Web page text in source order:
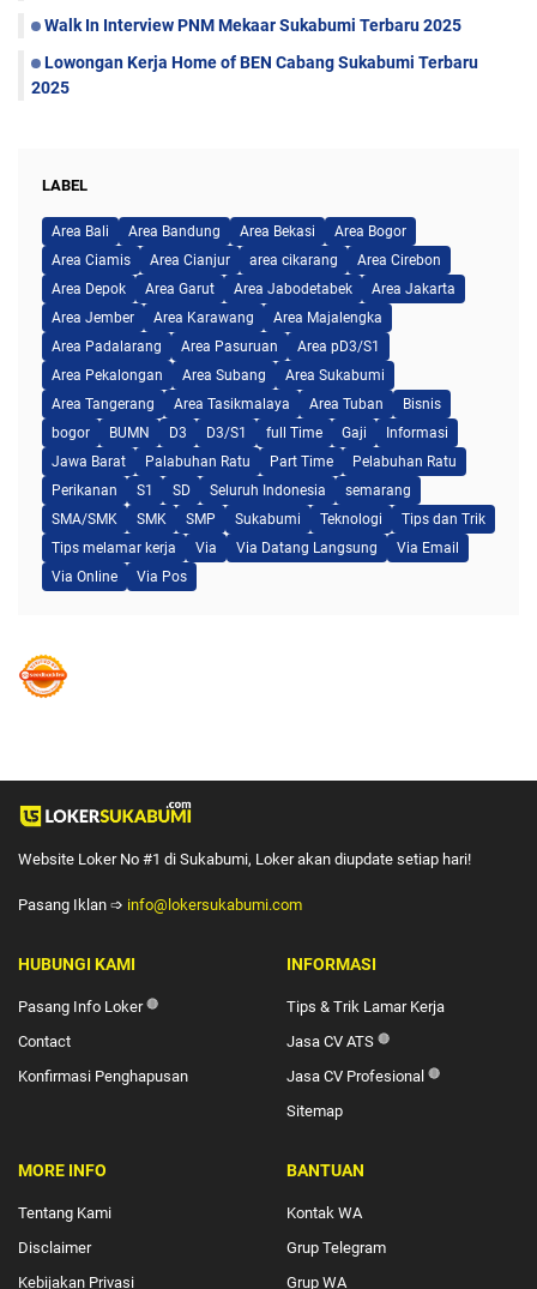
Walk In Interview PNM Mekaar Sukabumi Terbaru 2025
Lowongan Kerja Home of BEN Cabang Sukabumi Terbaru
2025
LABEL
Area Bali Area Bandung Area Bekasi
Area Bogor
Area Ciamis
Area Cianjur area cikarang
Area Cirebon
Area Depok
Area Garut Area Jabodetabek
Area Jakarta
Area Jember
Area Karawang
Area Majalengka
Area Padalarang
Area Pasuruan
Area pD3/S1
Area Pekalongan
Area Subang
Area Sukabumi
Area Tangerang
Area Tasikmalaya Area Tuban
Bisnis
bogor
BUMN D3 D3/S1 full Time Gaji
Informasi
Jawa Barat
Palabuhan Ratu Part Time
Pelabuhan Ratu
Perikanan
S1 SD Seluruh Indonesia
semarang
SMA/SMK
SMK SMP Sukabumi Teknologi
Tips dan Trik
Tips melamar kerja
Via Via Datang Langsung
Via Email
Via Online
Via Pos
Website Loker No #1 di Sukabumi, Loker akan diupdate setiap hari!
Pasang Iklan ➩ info@lokersukabumi.com
HUBUNGI KAMI
Pasang Info Loker🔴
Contact
Konfirmasi Penghapusan
INFORMASI
Tips & Trik Lamar Kerja
Jasa CV ATS 🔴
Jasa CV Profesional 🔴
Sitemap
MORE INFO
Tentang Kami
Disclaimer
Kebijakan Privasi
BANTUAN
Kontak WA
Grup Telegram
Grup WA